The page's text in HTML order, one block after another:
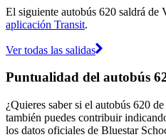
El siguiente autobús 620 saldrá de
aplicación Transit.
Ver todas las salidas
Puntualidad del autobús
¿Quieres saber si el autobús 620
también puedes contribuir
los datos oficiales de Bluestar